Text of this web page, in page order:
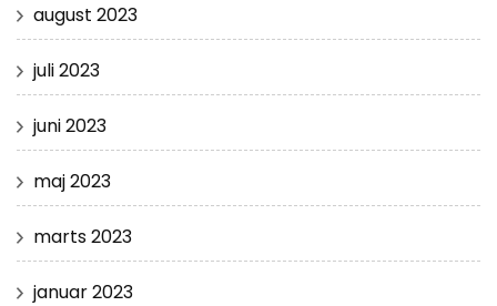
august 2023
juli 2023
juni 2023
maj 2023
marts 2023
januar 2023